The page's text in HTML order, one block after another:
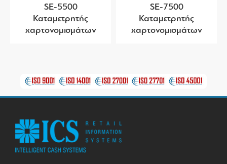
SE-5500
Καταμετρητής
χαρτονομισμάτων
SE-7500
Καταμετρητής
χαρτονομισμάτων